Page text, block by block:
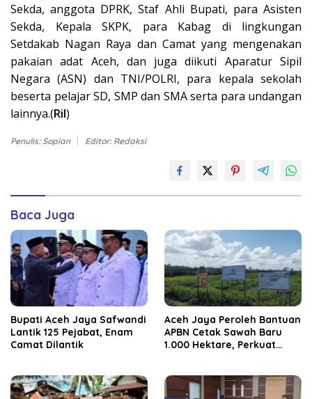
Sekda, anggota DPRK, Staf Ahli Bupati, para Asisten
Sekda, Kepala SKPK, para Kabag di lingkungan
Setdakab Nagan Raya dan Camat yang mengenakan
pakaian adat Aceh, dan juga diikuti Aparatur Sipil
Negara (ASN) dan TNI/POLRI, para kepala sekolah
beserta pelajar SD, SMP dan SMA serta para undangan
lainnya.(Ril)
Penulis: Sopian Editor: Redaksi
Baca Juga
Bupati Aceh Jaya Safwandi
Lantik 125 Pejabat, Enam
Camat Dilantik
Aceh Jaya Peroleh Bantuan
APBN Cetak Sawah Baru
1.000 Hektare, Perkuat